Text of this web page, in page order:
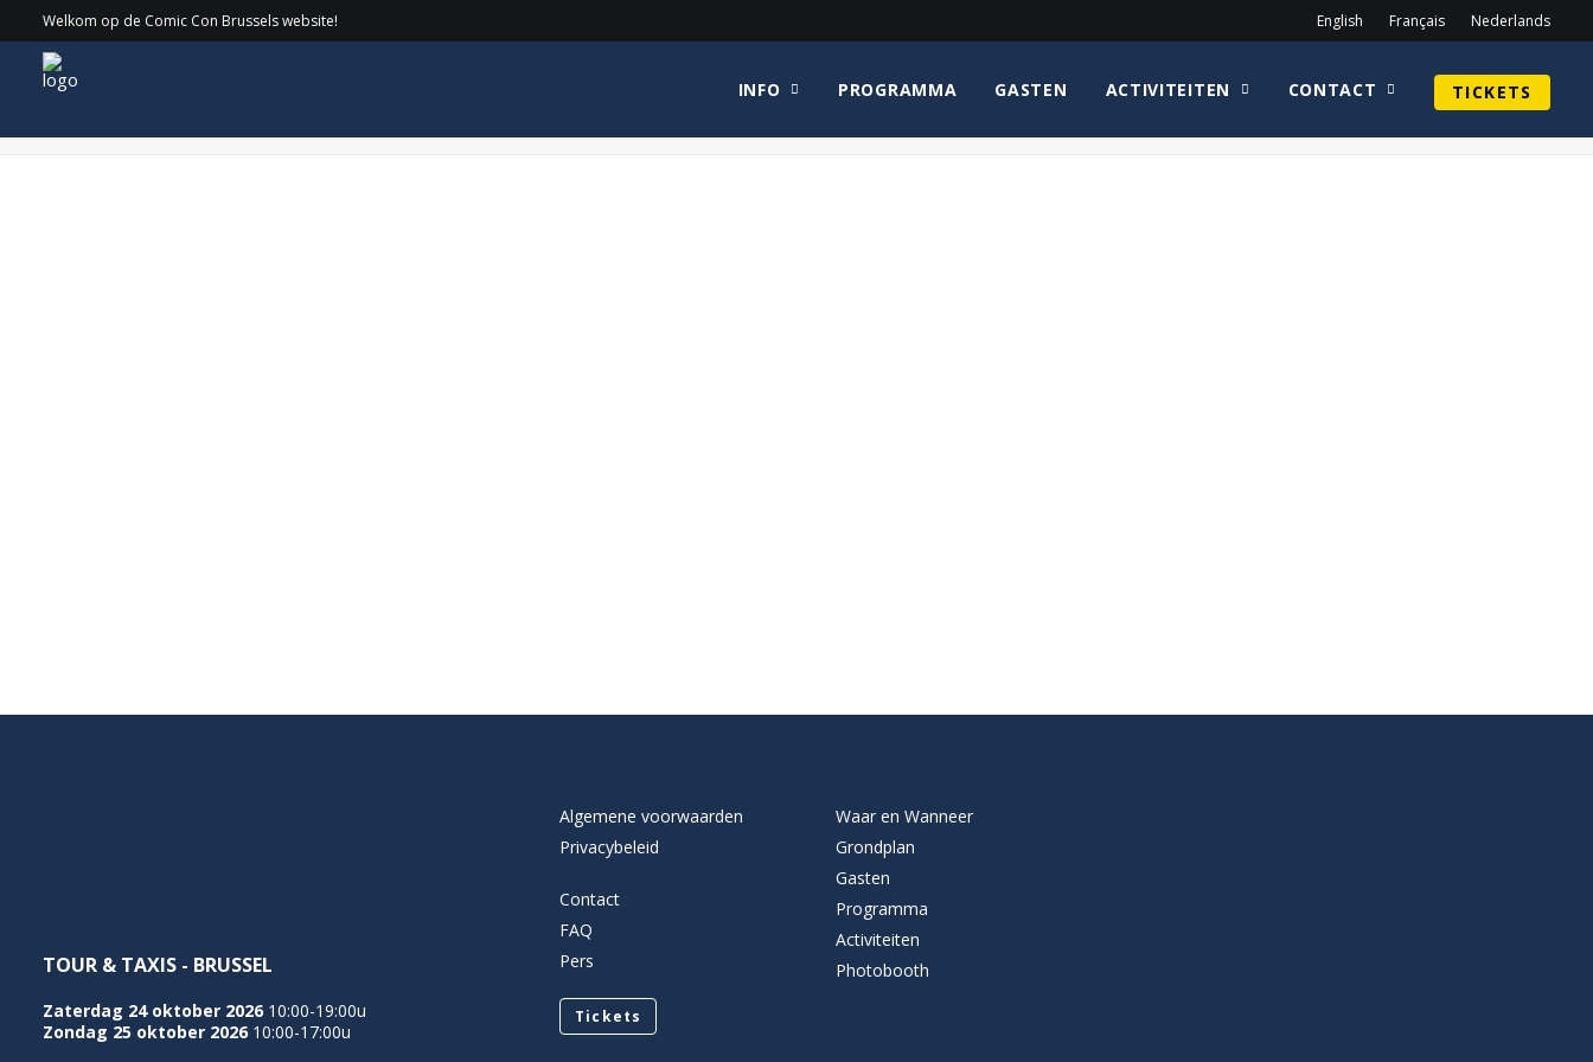
Welkom op de Comic Con Brussels website! English Français Nederlands
INFO PROGRAMMA GASTEN ACTIVITEITEN CONTACT TICKETS
Prog_sat2(1) Home Programma Prog_sat2(1)
TOUR & TAXIS - BRUSSEL
Zaterdag 24 oktober 2026 10:00-19:00u
Zondag 25 oktober 2026 10:00-17:00u
Algemene voorwaarden
Privacybeleid
Contact
FAQ
Pers
Tickets
Waar en Wanneer
Grondplan
Gasten
Programma
Activiteiten
Photobooth